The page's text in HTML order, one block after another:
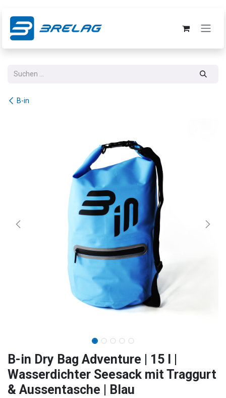
B-in
B-in Dry Bag Adventure | 15 l |
Wasserdichter Seesack mit Traggurt
& Aussentasche | Blau